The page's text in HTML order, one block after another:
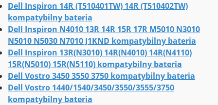
Dell Inspiron 14R (T510401TW) 14R (T510402TW)
kompatybilny bateria
Dell Inspiron N4010 13R 14R 15R 17R M5010 N3010
N5010 N5030 N7010 J1KND kompatybilny bateria
Dell Inspiron 13R(N3010) 14R(N4010) 14R(N4110)
15R(N5010) 15R(N5110) kompatybilny bateria
Dell Vostro 3450 3550 3750 kompatybilny bateria
Dell Vostro 1440/1540/3450/3550/3555/3750
kompatybilny bateria